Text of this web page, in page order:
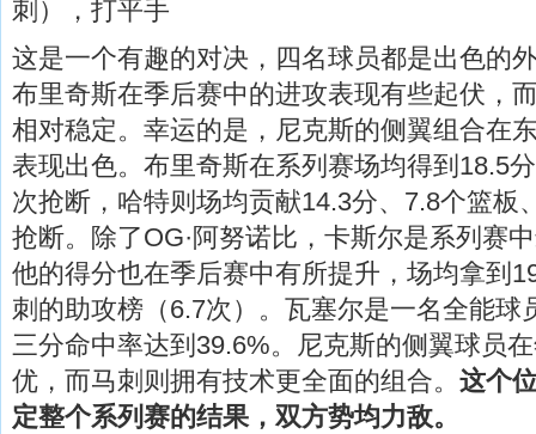
刺），打平手
这是一个有趣的对决，四名球员都是出色的
布里奇斯在季后赛中的进攻表现有些起伏，
相对稳定。幸运的是，尼克斯的侧翼组合在
表现出色。布里奇斯在系列赛场均得到18.5
次抢断，哈特则场均贡献14.3分、7.8个篮板
抢断。除了OG·阿努诺比，卡斯尔是系列赛
他的得分也在季后赛中有所提升，场均拿到
刺的助攻榜（6.7次）。瓦塞尔是一名全能球
三分命中率达到39.6%。尼克斯的侧翼球员
优，而马刺则拥有技术更全面的组合。 这个
定整个系列赛的结果，双方势均力敌。